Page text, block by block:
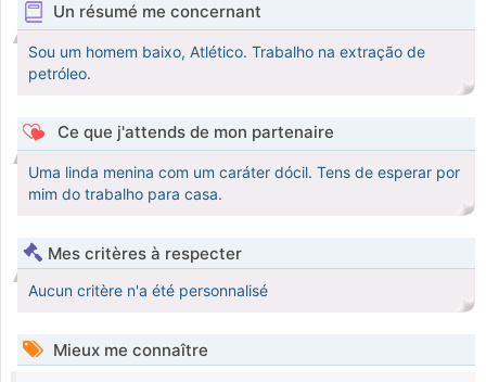
Un résumé me concernant
Sou um homem baixo, Atlético. Trabalho na extração de
petróleo.
Ce que j'attends de mon partenaire
Uma linda menina com um caráter dócil. Tens de esperar por
mim do trabalho para casa.
Mes critères à respecter
Aucun critère n'a été personnalisé
Mieux me connaître